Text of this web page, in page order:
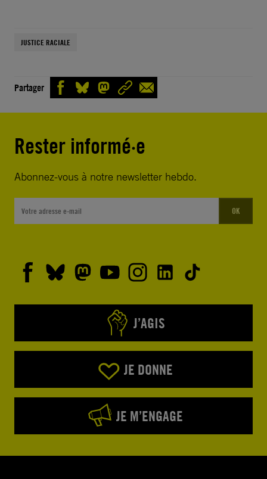
JUSTICE RACIALE
Partager
Rester informé·e
Abonnez-vous à notre newsletter hebdo.
OK
J’AGIS
JE DONNE
JE M’ENGAGE